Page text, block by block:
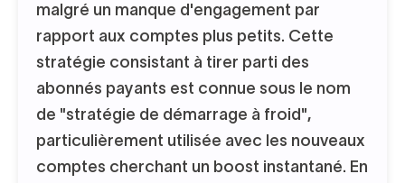
malgré un manque d'engagement par
rapport aux comptes plus petits. Cette
stratégie consistant à tirer parti des
abonnés payants est connue sous le nom
de "stratégie de démarrage à froid",
particulièrement utilisée avec les nouveaux
comptes cherchant un boost instantané. En